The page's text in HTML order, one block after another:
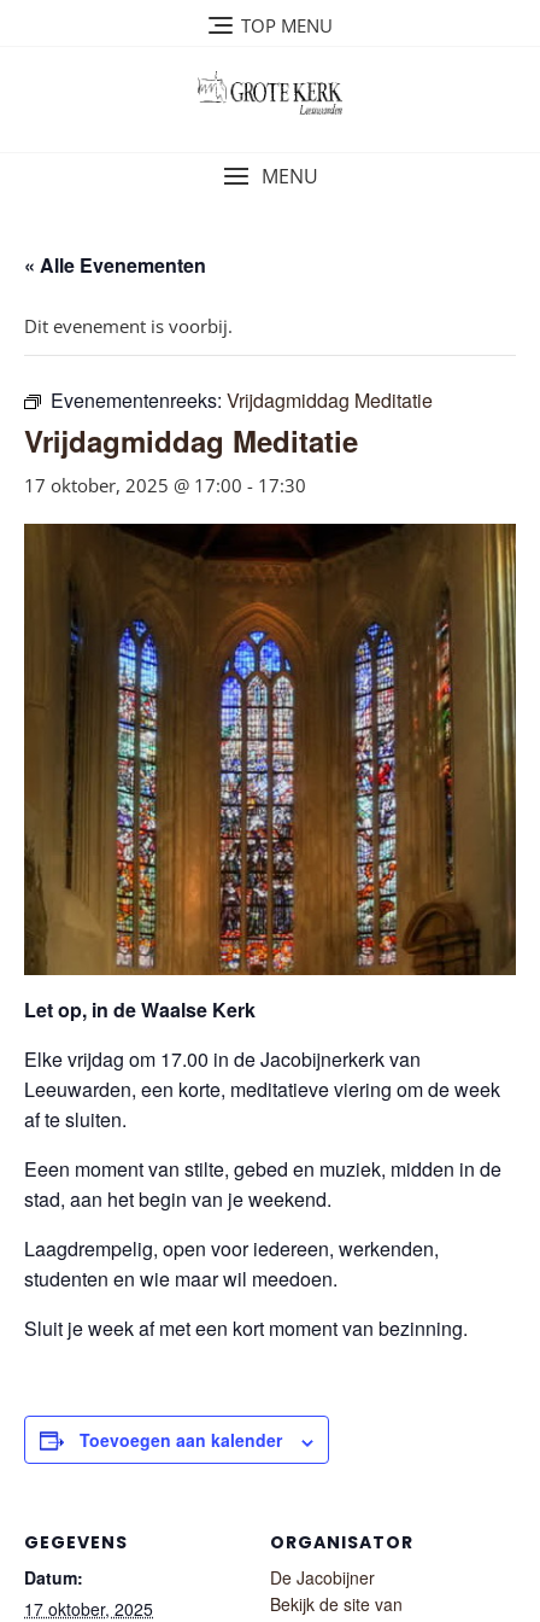
TOP MENU
MENU
« Alle Evenementen
Dit evenement is voorbij.
Evenementenreeks: Vrijdagmiddag Meditatie
Vrijdagmiddag Meditatie
17 oktober, 2025 @ 17:00 - 17:30
Let op, in de Waalse Kerk
Elke vrijdag om 17.00 in de Jacobijnerkerk van
Leeuwarden, een korte, meditatieve viering om de week
af te sluiten.
Eeen moment van stilte, gebed en muziek, midden in de
stad, aan het begin van je weekend.
Laagdrempelig, open voor iedereen, werkenden,
studenten en wie maar wil meedoen.
Sluit je week af met een kort moment van bezinning.
Toevoegen aan kalender
GEGEVENS
Datum:
17 oktober, 2025
ORGANISATOR
De Jacobijner
Bekijk de site van